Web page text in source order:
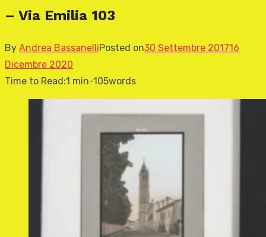
– Via Emilia 103
By Andrea BassanelliPosted on30 Settembre 201716
Dicembre 2020
Time to Read:1 min-105words